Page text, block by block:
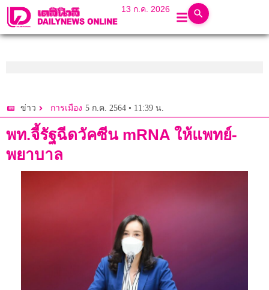
13 ก.ค. 2026
ข่าว การเมือง 5 ก.ค. 2564 • 11:39 น.
พท.จี้รัฐฉีดวัคซีน mRNA ให้แพทย์-
พยาบาล